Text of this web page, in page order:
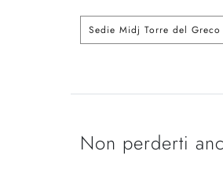
Sedie Midj Torre del Greco
Non perderti